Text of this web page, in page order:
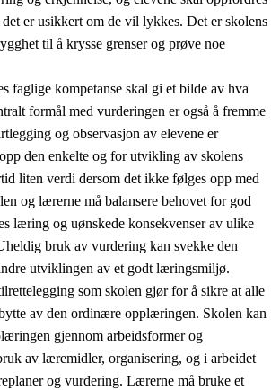
er usikkert om de vil lykkes. Det er skolens
til å krysse grenser og prøve noe
faglige kompetanse skal gi et bilde av hva
formål med vurderingen er også å fremme
og observasjon av elevene er
den enkelte og for utvikling av skolens
liten verdi dersom det ikke følges opp med
og lærerne må balansere behovet for god
læring og uønskede konsekvenser av ulike
bruk av vurdering kan svekke den
utviklingen av et godt læringsmiljø.
som skolen gjør for å sikre at alle
av den ordinære opplæringen. Skolen kan
gjennom arbeidsformer og
av læremidler, organisering, og i arbeidet
og vurdering. Lærerne må bruke et